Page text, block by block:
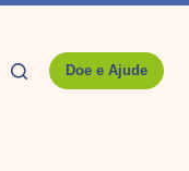
Doe e Ajude